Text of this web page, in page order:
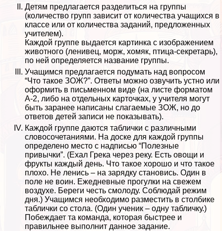
Детям предлагается разделиться на группы
(количество групп зависит от количества учащихся в
классе или от количества заданий, предложенных
учителем).
Каждой группе выдается картинка с изображением
животного (ленивец, морж, хомяк, птица-секретарь),
по ней определяется название группы.
Учащимся предлагается подумать над вопросом
“Что такое ЗОЖ?”. Ответы можно озвучить устно или
оформить в письменном виде (на листе форматом
А-2, либо на отдельных карточках, у учителя могут
быть заранее написаны слагаемые ЗОЖ, но до
ответов детей записи не показывать).
Каждой группе даются таблички с различными
словосочетаниями. На доске для каждой группы
определено место с надписью “Полезные
привычки”. (Ехал Грека через реку. Есть овощи и
фрукты каждый день. Что такое хорошо и что такое
плохо. Не ленись – на зарядку становись. Один в
поле не воин. Ежедневные прогулки на свежем
воздухе. Береги честь смолоду. Соблюдай режим
дня.) Учащимся необходимо разместить в столбике
таблички со стола. (Один ученик – одну табличку.)
Побеждает та комaнда, которая быстрее и
правильнее выполнит данное задание.